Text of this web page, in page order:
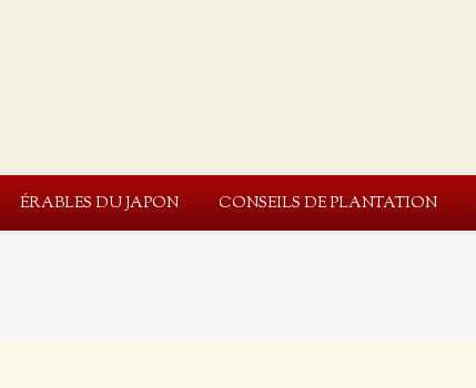
ÉRABLES DU JAPON CONSEILS DE PLANTATION